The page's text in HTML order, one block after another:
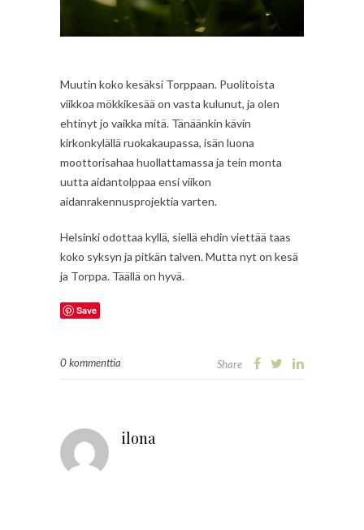
Muutin koko kesäksi Torppaan. Puolitoista
viikkoa mökkikesää on vasta kulunut, ja olen
ehtinyt jo vaikka mitä. Tänäänkin kävin
kirkonkylällä ruokakaupassa, isän luona
moottorisahaa huollattamassa ja tein monta
uutta aidantolppaa ensi viikon
aidanrakennusprojektia varten.
Helsinki odottaa kyllä, siellä ehdin viettää taas
koko syksyn ja pitkän talven. Mutta nyt on kesä
ja Torppa. Täällä on hyvä.
Save
0 kommenttia Share
ilona